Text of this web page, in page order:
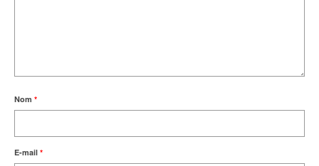
Nom *
E-mail *